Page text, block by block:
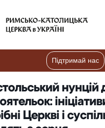
Підтримай нас
нунцій
Церкві і